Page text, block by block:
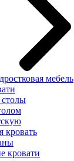
мебель
кровать
кровати